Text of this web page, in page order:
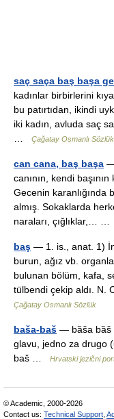
saç saça baş başa
kadınlar birbirlerini
bu patırtıdan, ikindi
iki kadın, avluda saç
Çağatay Osmanlı Sözlük
can cana, baş başa —
canının, kendi
Gecenin
almış. Sokaklarda
naraları, çığlıklar,… …
baş — 1. is., anat. 1)
burun, ağız vb.
bulunan bölüm, kafa,
tülbendi çekip aldı. N.
Çağatay Osmanlı Sözlük
baša-baš — bȁša bȁš
glavu, jedno za drugo
baš …
Hrvatski jezični
© Academic, 2000-2026
Contact us: Technical Support